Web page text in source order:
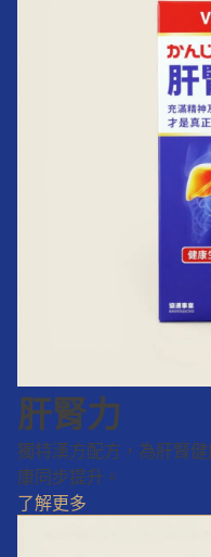
肝腎力
獨特漢方配方，為肝腎
康同步提升。
了解更多